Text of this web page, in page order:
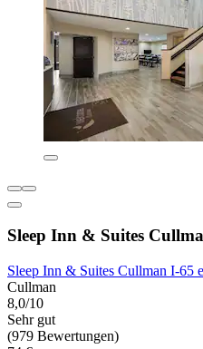
Sleep Inn & Suites
Sleep Inn & Suites Cullman I-65
Cullman
8,0/10
Sehr gut
(979 Bewertungen)